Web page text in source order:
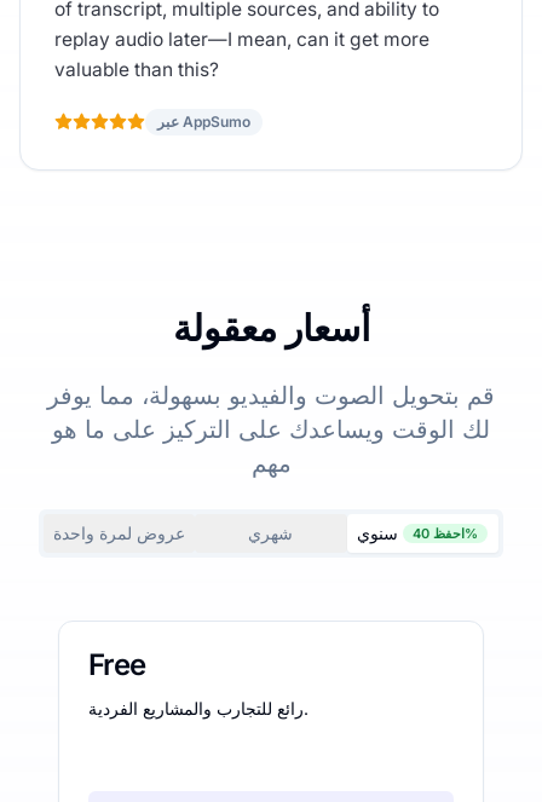
of transcript, multiple sources, and ability to
replay audio later—I mean, can it get more
valuable than this?
عبر AppSumo
أسعار معقولة
قم بتحويل الصوت والفيديو بسهولة، مما يوفر
لك الوقت ويساعدك على التركيز على ما هو
مهم
عروض لمرة واحدة شهري سنوي احفظ 40%
Free
رائع للتجارب والمشاريع الفردية.